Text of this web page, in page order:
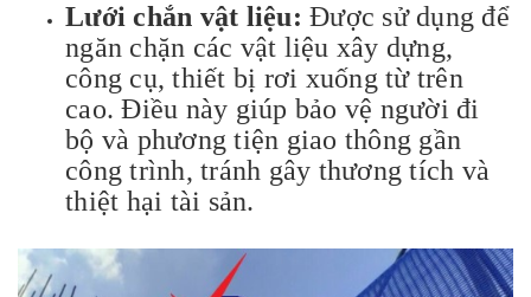
Lưới chắn vật liệu: Được sử dụng để
ngăn chặn các vật liệu xây dựng,
công cụ, thiết bị rơi xuống từ trên
cao. Điều này giúp bảo vệ người đi
bộ và phương tiện giao thông gần
công trình, tránh gây thương tích và
thiệt hại tài sản.